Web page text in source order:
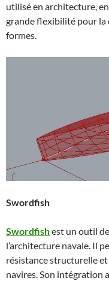
utilisé en architecture,
grande flexibilité pour la
formes.
Swordfish
Swordfishest un outil
l’architecture navale. Il
résistance structurelle
navires. Son intégration